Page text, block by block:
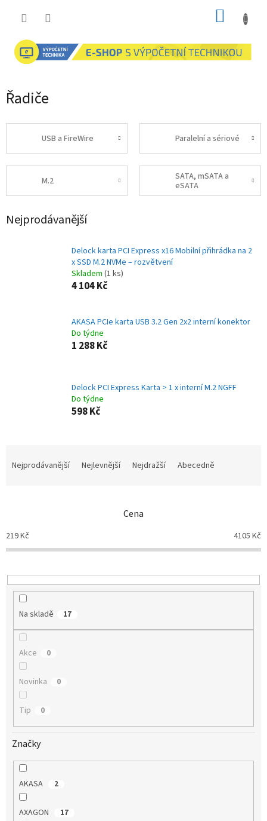
Řadiče
USB a FireWire Paralelní a sériové
M.2
SATA, mSATA a
eSATA
Nejprodávanější
Delock karta PCI Express x16 Mobilní přihrádka na 2
x SSD M.2 NVMe – rozvětvení
Skladem (1 ks)
4 104 Kč
AKASA PCIe karta USB 3.2 Gen 2x2 interní konektor
Do týdne
1 288 Kč
Delock PCI Express Karta > 1 x interní M.2 NGFF
Do týdne
598 Kč
p
r
o
u
Nejprodávanější Nejlevnější Nejdražší Abecedně
Cena
219Kč 4105 Kč
Na skladě 17
Akce 0
Novinka 0
Tip 0
Značky
AKASA 2
AXAGON 17